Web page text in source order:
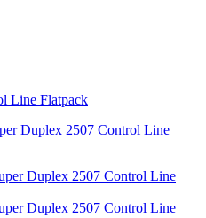
Line Flatpack